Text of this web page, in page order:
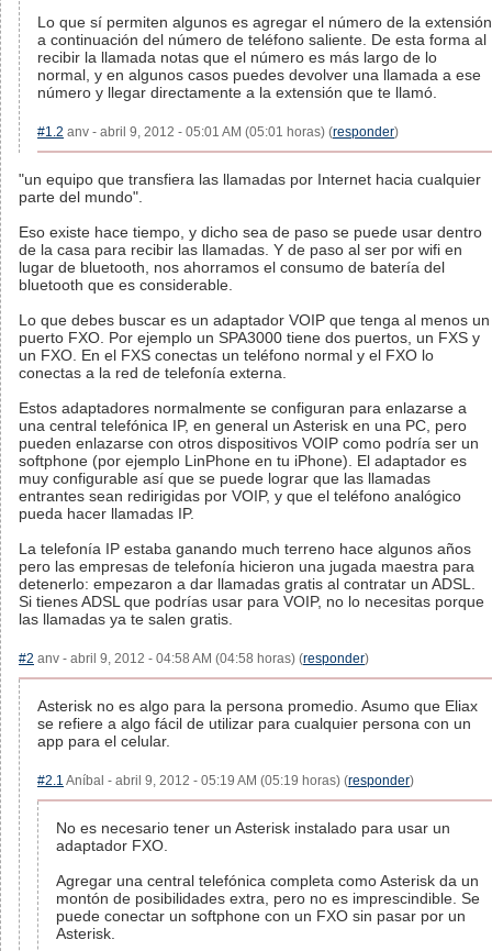
Lo que sí permiten algunos es agregar el número de la extensión
a continuación del número de teléfono saliente. De esta forma al
recibir la llamada notas que el número es más largo de lo
normal, y en algunos casos puedes devolver una llamada a ese
número y llegar directamente a la extensión que te llamó.
#1.2 anv - abril 9, 2012 - 05:01 AM (05:01 horas) (responder)
"un equipo que transfiera las llamadas por Internet hacia cualquier
parte del mundo".
Eso existe hace tiempo, y dicho sea de paso se puede usar dentro
de la casa para recibir las llamadas. Y de paso al ser por wifi en
lugar de bluetooth, nos ahorramos el consumo de batería del
bluetooth que es considerable.
Lo que debes buscar es un adaptador VOIP que tenga al menos un
puerto FXO. Por ejemplo un SPA3000 tiene dos puertos, un FXS y
un FXO. En el FXS conectas un teléfono normal y el FXO lo
conectas a la red de telefonía externa.
Estos adaptadores normalmente se configuran para enlazarse a
una central telefónica IP, en general un Asterisk en una PC, pero
pueden enlazarse con otros dispositivos VOIP como podría ser un
softphone (por ejemplo LinPhone en tu iPhone). El adaptador es
muy configurable así que se puede lograr que las llamadas
entrantes sean redirigidas por VOIP, y que el teléfono analógico
pueda hacer llamadas IP.
La telefonía IP estaba ganando much terreno hace algunos años
pero las empresas de telefonía hicieron una jugada maestra para
detenerlo: empezaron a dar llamadas gratis al contratar un ADSL.
Si tienes ADSL que podrías usar para VOIP, no lo necesitas porque
las llamadas ya te salen gratis.
#2 anv - abril 9, 2012 - 04:58 AM (04:58 horas) (responder)
Asterisk no es algo para la persona promedio. Asumo que Eliax
se refiere a algo fácil de utilizar para cualquier persona con un
app para el celular.
#2.1 Aníbal - abril 9, 2012 - 05:19 AM (05:19 horas) (responder)
No es necesario tener un Asterisk instalado para usar un
adaptador FXO.
Agregar una central telefónica completa como Asterisk da un
montón de posibilidades extra, pero no es imprescindible. Se
puede conectar un softphone con un FXO sin pasar por un
Asterisk.